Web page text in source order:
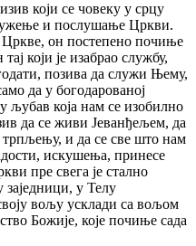
који се човеку у срцу
и послушање Цркви.
он постепено почиње
који је изабрао службу,
позива да служи Њему,
да у богодарованој
љубав која нам се изобилно
да се живи Јеванђељем, да
и да се све што нам
искушења, принесе
пре свега је стално
у Телу
вољу усклади са вољом
Божије, које почиње сада